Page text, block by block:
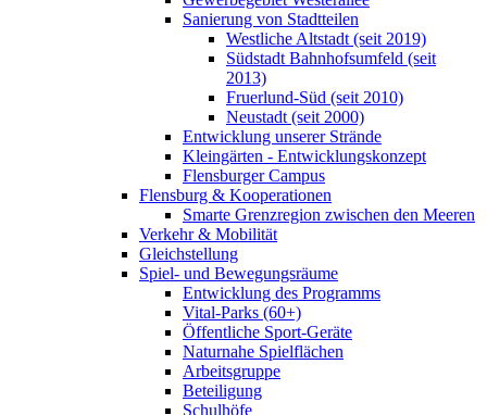
Sanierung von Stadtteilen
Westliche Altstadt (seit 2019)
Südstadt Bahnhofsumfeld (seit
2013)
Fruerlund-Süd (seit 2010)
Neustadt (seit 2000)
Entwicklung unserer Strände
Kleingärten - Entwicklungskonzept
Flensburger Campus
Flensburg & Kooperationen
Smarte Grenzregion zwischen den Meeren
Verkehr & Mobilität
Gleichstellung
Spiel- und Bewegungsräume
Entwicklung des Programms
Vital-Parks (60+)
Öffentliche Sport-Geräte
Naturnahe Spielflächen
Arbeitsgruppe
Beteiligung
Schulhöfe